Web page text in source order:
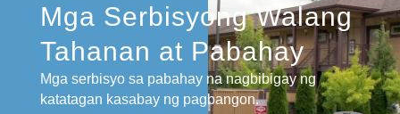
Mga Serbisyong Walang
Tahanan at Pabahay
Mga serbisyo sa pabahay na nagbibigay ng
katatagan kasabay ng pagbangon.